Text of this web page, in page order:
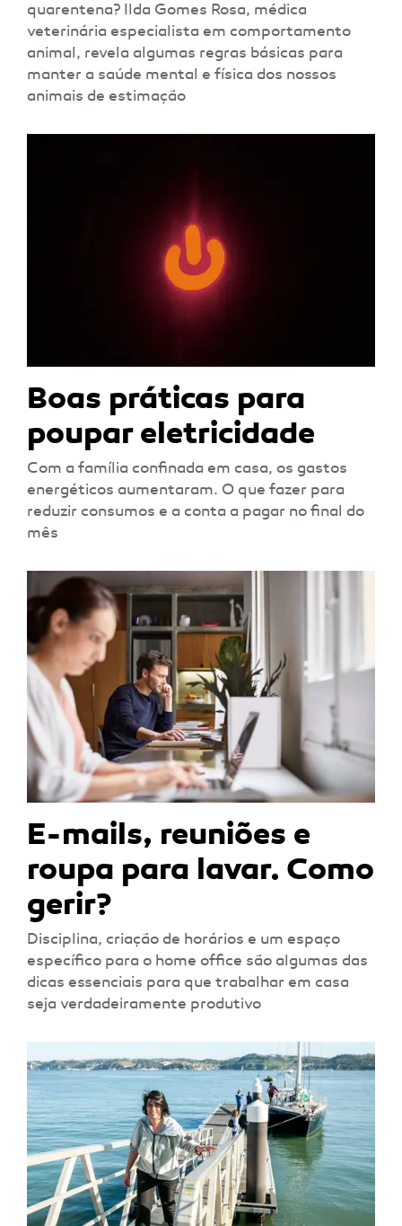
quarentena? Ilda Gomes Rosa, médica
veterinária especialista em comportamento
animal, revela algumas regras básicas para
manter a saúde mental e física dos nossos
animais de estimação
Boas práticas para
poupar eletricidade
Com a família confinada em casa, os gastos
energéticos aumentaram. O que fazer para
reduzir consumos e a conta a pagar no final do
mês
E-mails, reuniões e
roupa para lavar. Como
gerir?
Disciplina, criação de horários e um espaço
específico para o home office são algumas das
dicas essenciais para que trabalhar em casa
seja verdadeiramente produtivo